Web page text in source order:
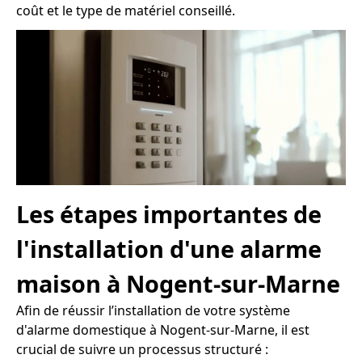
coût et le type de matériel conseillé.
Les étapes importantes de
l'installation d'une alarme
maison à Nogent-sur-Marne
Afin de réussir l’installation de votre système
d'alarme domestique à Nogent-sur-Marne, il est
crucial de suivre un processus structuré :